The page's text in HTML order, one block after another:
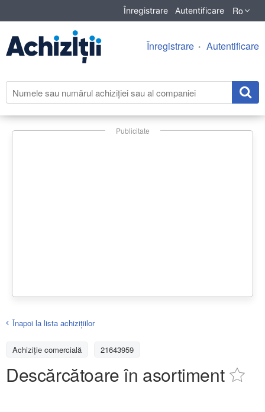
Înregistrare Autentificare Ro
Înregistrare Autentificare
Publicitate
Înapoi la lista achiziţiilor
Achizițiе comercială 21643959
Descărcătoare în asortiment